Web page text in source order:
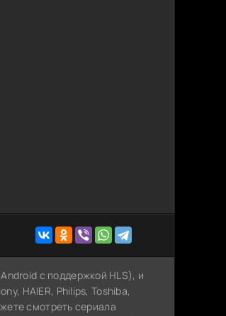
с поддержкой HLS), и
HAIER, Philips, Toshiba,
cмотреть сериала